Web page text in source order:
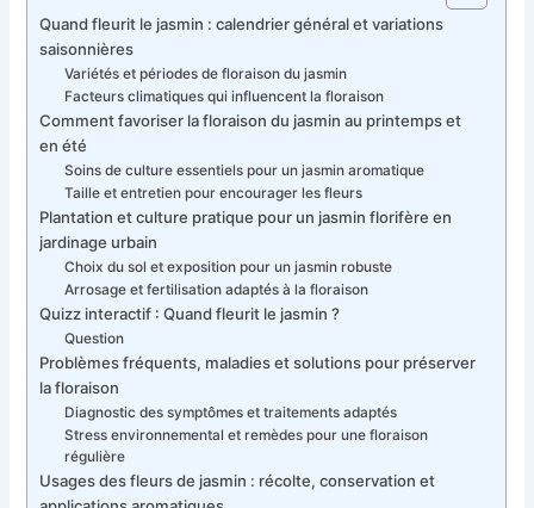
Quand fleurit le jasmin : calendrier général et variations
saisonnières
Variétés et périodes de floraison du jasmin
Facteurs climatiques qui influencent la floraison
Comment favoriser la floraison du jasmin au printemps et
en été
Soins de culture essentiels pour un jasmin aromatique
Taille et entretien pour encourager les fleurs
Plantation et culture pratique pour un jasmin florifère en
jardinage urbain
Choix du sol et exposition pour un jasmin robuste
Arrosage et fertilisation adaptés à la floraison
Quizz interactif : Quand fleurit le jasmin ?
Question
Problèmes fréquents, maladies et solutions pour préserver
la floraison
Diagnostic des symptômes et traitements adaptés
Stress environnemental et remèdes pour une floraison
régulière
Usages des fleurs de jasmin : récolte, conservation et